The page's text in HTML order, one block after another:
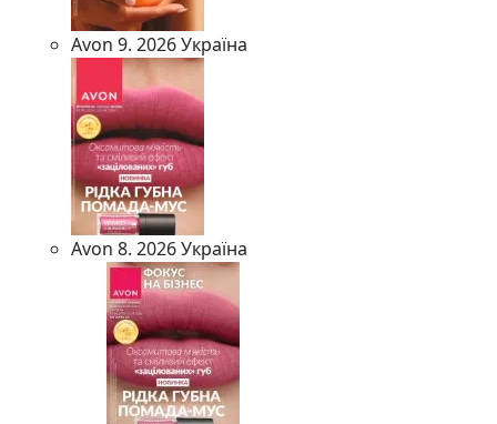
Avon 9. 2026 Україна
Avon 8. 2026 Україна